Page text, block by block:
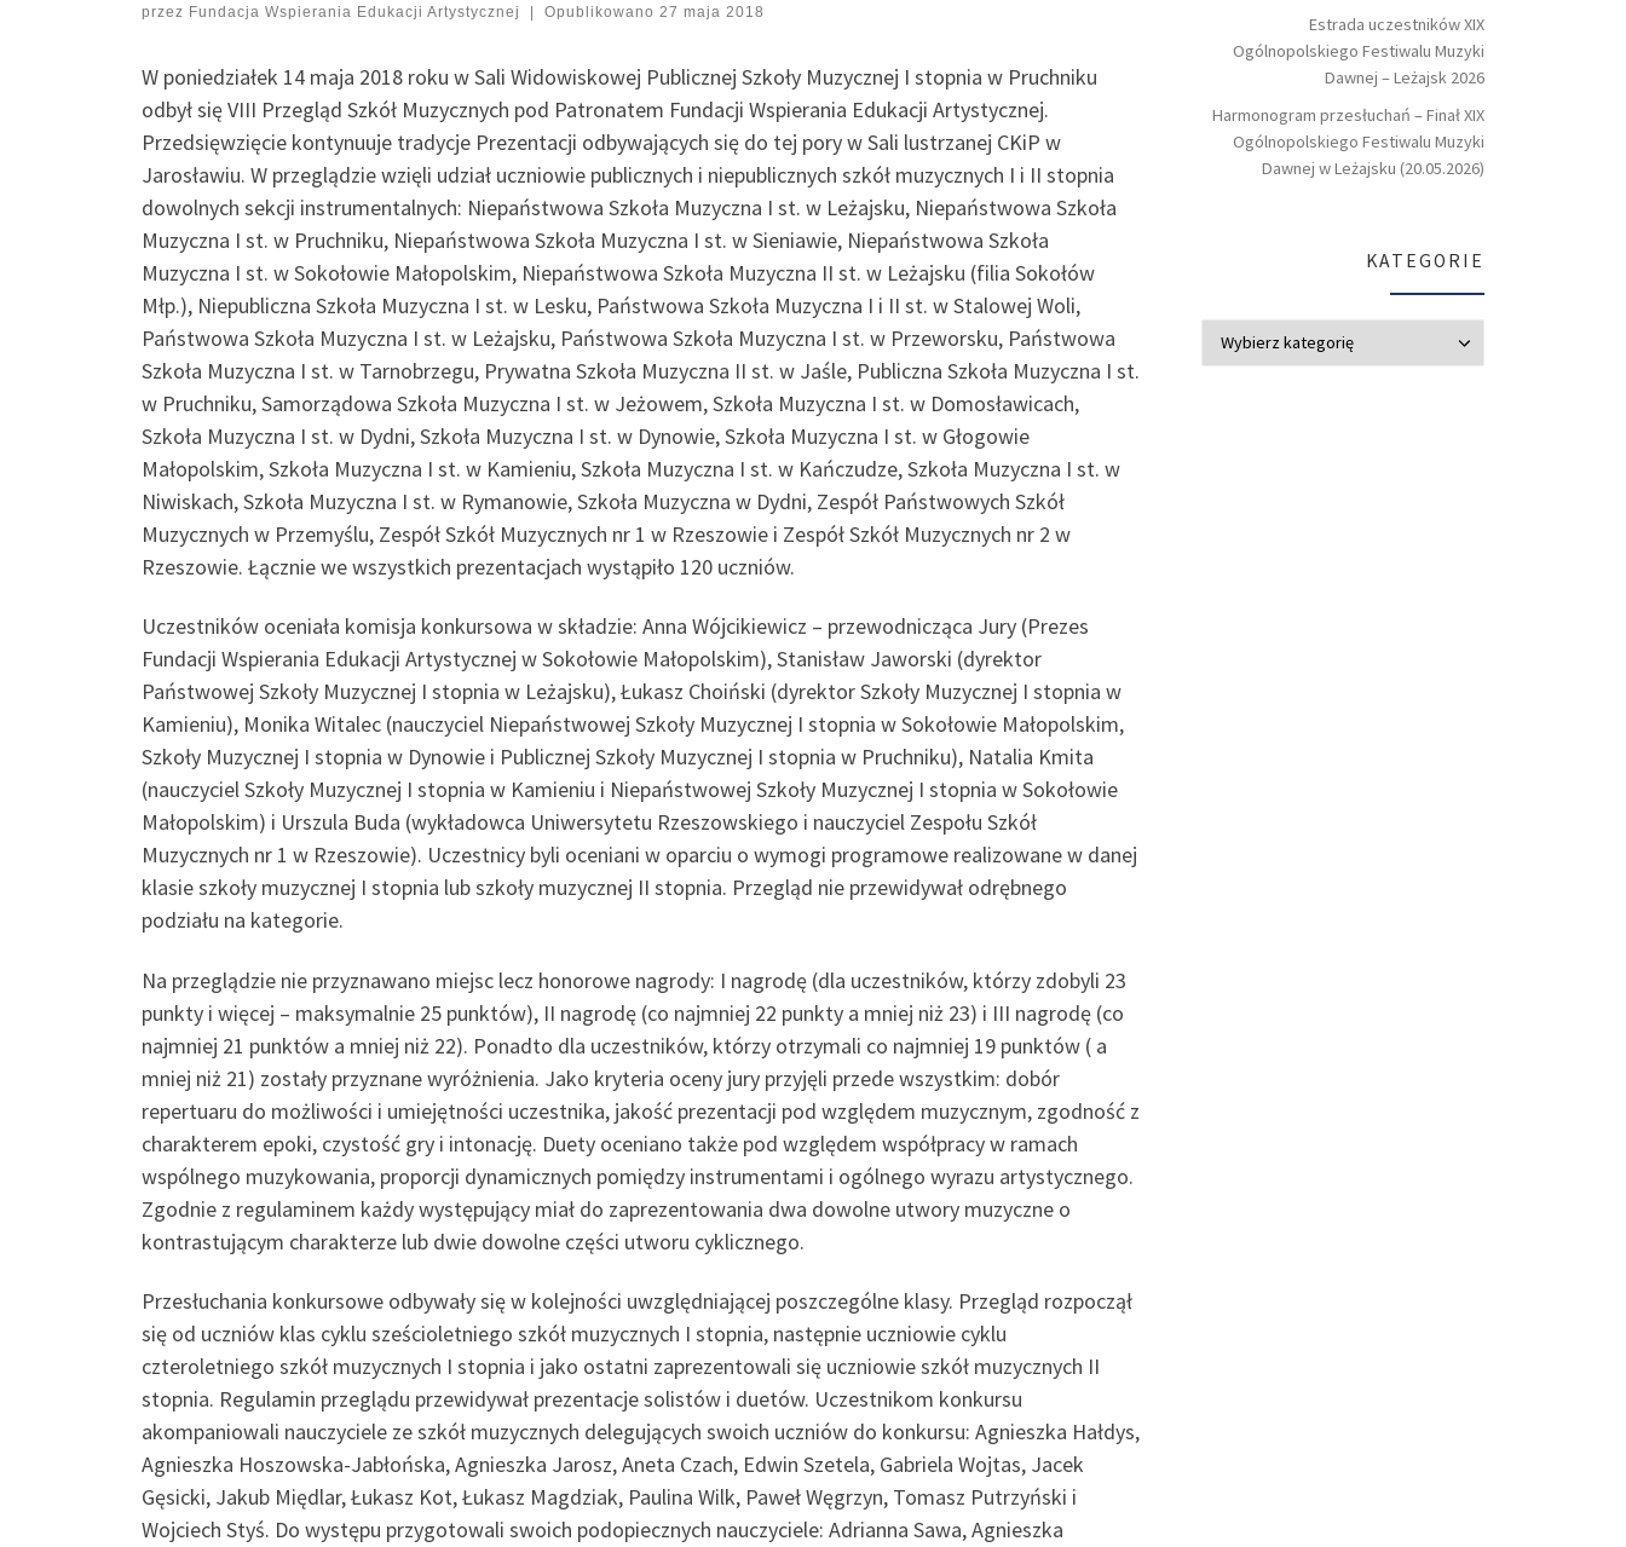
przez Fundacja Wspierania Edukacji Artystycznej | Opublikowano 27 maja 2018
W poniedziałek 14 maja 2018 roku w Sali Widowiskowej Publicznej Szkoły Muzycznej I stopnia w Pruchniku
odbył się VIII Przegląd Szkół Muzycznych pod Patronatem Fundacji Wspierania Edukacji Artystycznej.
Przedsięwzięcie kontynuuje tradycje Prezentacji odbywających się do tej pory w Sali lustrzanej CKiP w
Jarosławiu. W przeglądzie wzięli udział uczniowie publicznych i niepublicznych szkół muzycznych I i II stopnia
dowolnych sekcji instrumentalnych: Niepaństwowa Szkoła Muzyczna I st. w Leżajsku, Niepaństwowa Szkoła
Muzyczna I st. w Pruchniku, Niepaństwowa Szkoła Muzyczna I st. w Sieniawie, Niepaństwowa Szkoła
Muzyczna I st. w Sokołowie Małopolskim, Niepaństwowa Szkoła Muzyczna II st. w Leżajsku (filia Sokołów
Młp.), Niepubliczna Szkoła Muzyczna I st. w Lesku, Państwowa Szkoła Muzyczna I i II st. w Stalowej Woli,
Państwowa Szkoła Muzyczna I st. w Leżajsku, Państwowa Szkoła Muzyczna I st. w Przeworsku, Państwowa
Szkoła Muzyczna I st. w Tarnobrzegu, Prywatna Szkoła Muzyczna II st. w Jaśle, Publiczna Szkoła Muzyczna I st.
w Pruchniku, Samorządowa Szkoła Muzyczna I st. w Jeżowem, Szkoła Muzyczna I st. w Domosławicach,
Szkoła Muzyczna I st. w Dydni, Szkoła Muzyczna I st. w Dynowie, Szkoła Muzyczna I st. w Głogowie
Małopolskim, Szkoła Muzyczna I st. w Kamieniu, Szkoła Muzyczna I st. w Kańczudze, Szkoła Muzyczna I st. w
Niwiskach, Szkoła Muzyczna I st. w Rymanowie, Szkoła Muzyczna w Dydni, Zespół Państwowych Szkół
Muzycznych w Przemyślu, Zespół Szkół Muzycznych nr 1 w Rzeszowie i Zespół Szkół Muzycznych nr 2 w
Rzeszowie. Łącznie we wszystkich prezentacjach wystąpiło 120 uczniów.
Uczestników oceniała komisja konkursowa w składzie: Anna Wójcikiewicz – przewodnicząca Jury (Prezes
Fundacji Wspierania Edukacji Artystycznej w Sokołowie Małopolskim), Stanisław Jaworski (dyrektor
Państwowej Szkoły Muzycznej I stopnia w Leżajsku), Łukasz Choiński (dyrektor Szkoły Muzycznej I stopnia w
Kamieniu), Monika Witalec (nauczyciel Niepaństwowej Szkoły Muzycznej I stopnia w Sokołowie Małopolskim,
Szkoły Muzycznej I stopnia w Dynowie i Publicznej Szkoły Muzycznej I stopnia w Pruchniku), Natalia Kmita
(nauczyciel Szkoły Muzycznej I stopnia w Kamieniu i Niepaństwowej Szkoły Muzycznej I stopnia w Sokołowie
Małopolskim) i Urszula Buda (wykładowca Uniwersytetu Rzeszowskiego i nauczyciel Zespołu Szkół
Muzycznych nr 1 w Rzeszowie). Uczestnicy byli oceniani w oparciu o wymogi programowe realizowane w danej
klasie szkoły muzycznej I stopnia lub szkoły muzycznej II stopnia. Przegląd nie przewidywał odrębnego
podziału na kategorie.
Na przeglądzie nie przyznawano miejsc lecz honorowe nagrody: I nagrodę (dla uczestników, którzy zdobyli 23
punkty i więcej – maksymalnie 25 punktów), II nagrodę (co najmniej 22 punkty a mniej niż 23) i III nagrodę (co
najmniej 21 punktów a mniej niż 22). Ponadto dla uczestników, którzy otrzymali co najmniej 19 punktów ( a
mniej niż 21) zostały przyznane wyróżnienia. Jako kryteria oceny jury przyjęli przede wszystkim: dobór
repertuaru do możliwości i umiejętności uczestnika, jakość prezentacji pod względem muzycznym, zgodność z
charakterem epoki, czystość gry i intonację. Duety oceniano także pod względem współpracy w ramach
wspólnego muzykowania, proporcji dynamicznych pomiędzy instrumentami i ogólnego wyrazu artystycznego.
Zgodnie z regulaminem każdy występujący miał do zaprezentowania dwa dowolne utwory muzyczne o
kontrastującym charakterze lub dwie dowolne części utworu cyklicznego.
Przesłuchania konkursowe odbywały się w kolejności uwzględniającej poszczególne klasy. Przegląd rozpoczął
się od uczniów klas cyklu sześcioletniego szkół muzycznych I stopnia, następnie uczniowie cyklu
czteroletniego szkół muzycznych I stopnia i jako ostatni zaprezentowali się uczniowie szkół muzycznych II
stopnia. Regulamin przeglądu przewidywał prezentacje solistów i duetów. Uczestnikom konkursu
akompaniowali nauczyciele ze szkół muzycznych delegujących swoich uczniów do konkursu: Agnieszka Hałdys,
Agnieszka Hoszowska-Jabłońska, Agnieszka Jarosz, Aneta Czach, Edwin Szetela, Gabriela Wojtas, Jacek
Gęsicki, Jakub Międlar, Łukasz Kot, Łukasz Magdziak, Paulina Wilk, Paweł Węgrzyn, Tomasz Putrzyński i
Wojciech Styś. Do występu przygotowali swoich podopiecznych nauczyciele: Adrianna Sawa, Agnieszka
Estrada uczestników XIX
Ogólnopolskiego Festiwalu Muzyki
Dawnej – Leżajsk 2026
Harmonogram przesłuchań – Finał XIX
Ogólnopolskiego Festiwalu Muzyki
Dawnej w Leżajsku (20.05.2026)
KATEGORIE